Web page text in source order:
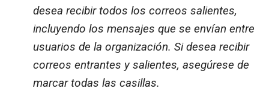
desea recibir todos los correos salientes,
incluyendo los mensajes que se envían entre
usuarios de la organización. Si desea recibir
correos entrantes y salientes, asegúrese de
marcar todas las casillas.